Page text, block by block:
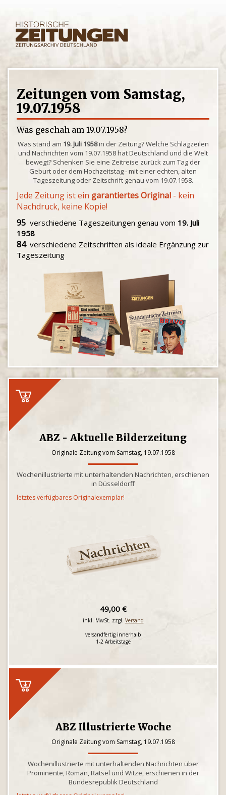
Zeitungen vom Samstag,
19.07.1958
Was geschah am 19.07.1958?
Was stand am 19. Juli 1958in der Zeitung? Welche Schlagzeilen
und Nachrichten vom 19.07.1958 hat Deutschland und die Welt
bewegt? Schenken Sie eine Zeitreise zurück zum Tag der
Geburt oder dem Hochzeitstag - mit einer echten, alten
Tageszeitung oder Zeitschrift genau vom 19.07.1958.
Jede Zeitung ist ein garantiertes Original - kein
Nachdruck, keine Kopie!
95 verschiedene Tageszeitungen genau vom 19. Juli
1958
84verschiedene Zeitschriften als ideale Ergänzung zur
Tageszeitung
ABZ - Aktuelle Bilderzeitung
Originale Zeitung vom Samstag, 19.07.1958
Wochenillustrierte mit unterhaltenden Nachrichten, erschienen
in Düsseldorff
letztes verfügbares Originalexemplar!
49,00 €
inkl. MwSt. zzgl. Versand
versandfertig innerhalb
1-2 Arbeitstage
ABZ Illustrierte Woche
Originale Zeitung vom Samstag, 19.07.1958
Wochenillustrierte mit unterhaltenden Nachrichten über
Prominente, Roman, Rätsel und Witze, erschienen in der
Bundesrepublik Deutschland